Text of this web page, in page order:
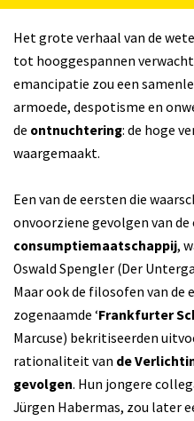
Het grote verhaal van de
tot hooggespannen
emancipatie zou een
armoede, despotisme en
de ontnuchtering: de hoge
waargemaakt.
Een van de eersten die
onvoorziene gevolgen van
consumptiemaatschappij,
Oswald Spengler (Der
Maar ook de filosofen van de
zogenaamde ‘Frankfurter
Marcuse) bekritiseerden
rationaliteit van de
gevolgen. Hun jongere
Jürgen Habermas, zou later